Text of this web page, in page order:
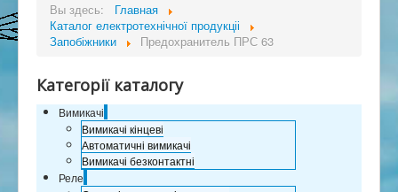
Каталог електротехнічної продукціі
Сертификаты
Партнеры
Контакты
Розрахунок відстаней
Вы здесь:
Главная
Каталог електротехнічної продукціі
Запобіжники
Предохранитель ПРС 63
Категорії каталогу
Вимикачі
Вимикачі кінцеві
Автоматичні вимикачі
Вимикачі безконтактні
Реле